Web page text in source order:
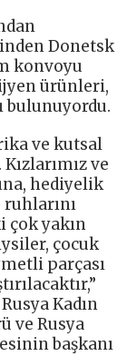
Donetsk
konvoyu
ürünleri,
bulunuyordu.
ve kutsal
ve
hediyelik
çok yakın
çocuk
parçası
Kadın
ve Rusya
başkanı